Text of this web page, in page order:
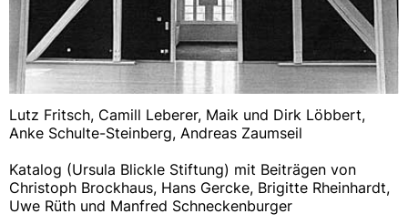
Lutz Fritsch, Camill Leberer, Maik und Dirk Löbbert,
Anke Schulte-Steinberg, Andreas Zaumseil
Katalog (Ursula Blickle Stiftung) mit Beiträgen von
Christoph Brockhaus, Hans Gercke, Brigitte Rheinhardt,
Uwe Rüth und Manfred Schneckenburger